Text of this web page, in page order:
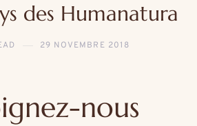
des Humanatura
29 NOVEMBRE 2018
nous